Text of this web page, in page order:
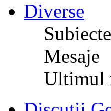
Diverse
Subiecte
Mesaje
Ultimul